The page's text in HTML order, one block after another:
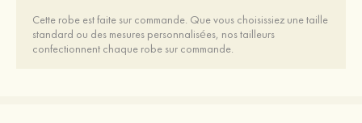
Cette robe est faite sur commande. Que vous choisissiez une taille
standard ou des mesures personnalisées, nos tailleurs
confectionnent chaque robe sur commande.